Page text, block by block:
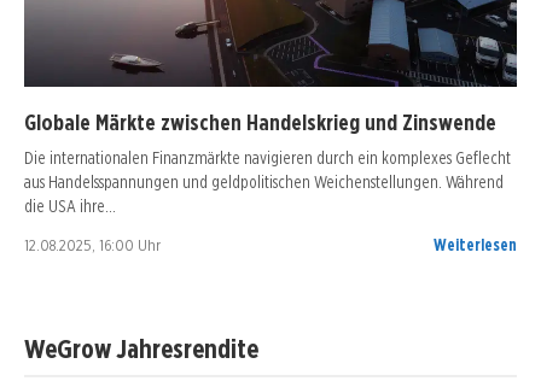
Globale Märkte zwischen Handelskrieg und Zinswende
Die internationalen Finanzmärkte navigieren durch ein komplexes Geflecht
aus Handelsspannungen und geldpolitischen Weichenstellungen. Während
die USA ihre…
12.08.2025, 16:00 Uhr Weiterlesen
WeGrow Jahresrendite